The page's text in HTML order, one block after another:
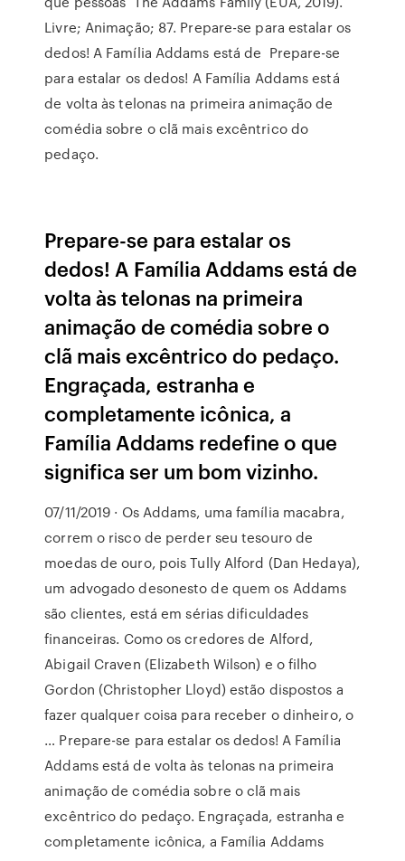
Livre; Animação; 87. Prepare-se para estalar os
dedos! A Família Addams está de Prepare-se
para estalar os dedos! A Família Addams está
de volta às telonas na primeira animação de
comédia sobre o clã mais excêntrico do
pedaço.
Prepare-se para estalar os
dedos! A Família Addams está de
volta às telonas na primeira
animação de comédia sobre o
clã mais excêntrico do pedaço.
Engraçada, estranha e
completamente icônica, a
Família Addams redefine o que
significa ser um bom vizinho.
07/11/2019 · Os Addams, uma família macabra,
correm o risco de perder seu tesouro de
moedas de ouro, pois Tully Alford (Dan Hedaya),
um advogado desonesto de quem os Addams
são clientes, está em sérias dificuldades
financeiras. Como os credores de Alford,
Abigail Craven (Elizabeth Wilson) e o filho
Gordon (Christopher Lloyd) estão dispostos a
fazer qualquer coisa para receber o dinheiro, o
… Prepare-se para estalar os dedos! A Família
Addams está de volta às telonas na primeira
animação de comédia sobre o clã mais
excêntrico do pedaço. Engraçada, estranha e
completamente icônica, a Família Addams